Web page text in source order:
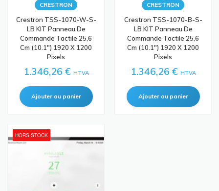
CRESTRON
Crestron TSS-1070-W-S-
LB KIT Panneau De
Commande Tactile 25,6
Cm (10.1") 1920 X 1200
Pixels
1.346,26 € HTVA
CRESTRON
Crestron TSS-1070-B-S-
LB KIT Panneau De
Commande Tactile 25,6
Cm (10.1") 1920 X 1200
Pixels
1.346,26 € HTVA
HORS STOCK